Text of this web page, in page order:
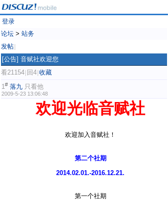
登录
论坛 > 站务
发帖
[公告] 音赋社欢迎您
看21154 回4 收藏
1# 落九 只看他
2009-5-23 13:06:48
欢迎光临音赋社
欢迎加入音赋社！
第二个社期
2014.02.01.-2016.12.21.
第一个社期